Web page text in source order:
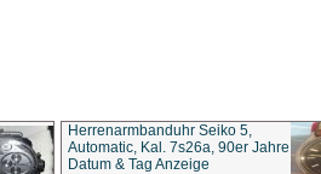
Herrenarmbanduhr Seiko 5,
Automatic, Kal. 7s26a, 90er Jahre
Datum & Tag Anzeige